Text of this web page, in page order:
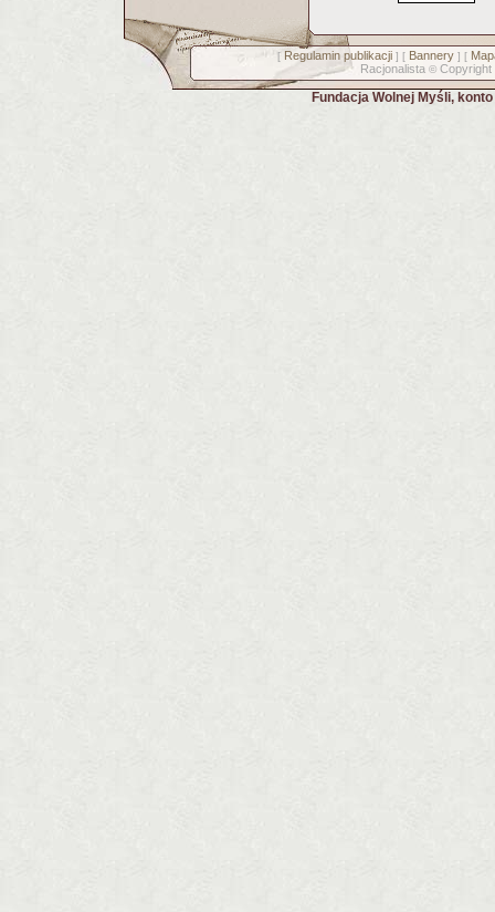
[ Regulamin publikacji] [ Bannery] [
Racjonalista © Copyright
Fundacja Wolnej Myśli,